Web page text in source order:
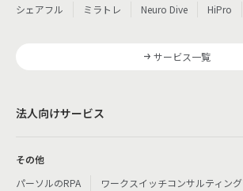
シェアフル
ミラトレ Neuro Dive HiPro
サービス一覧
法人向けサービス
その他
パーソルのRPA
ワークスイッチコンサルティング